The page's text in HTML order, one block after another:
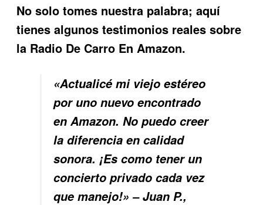
No solo tomes nuestra palabra; aquí
tienes algunos testimonios reales sobre
la Radio De Carro En Amazon.
«Actualicé mi viejo estéreo
por uno nuevo encontrado
en Amazon. No puedo creer
la diferencia en calidad
sonora. ¡Es como tener un
concierto privado cada vez
que manejo!» – Juan P.,